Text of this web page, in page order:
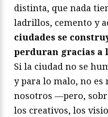
distinta, que nada
ladrillos, cemento y
ciudades se
perduran gracias a
Si la ciudad no se
y para lo malo, no es
nosotros —pero,
los creativos, los